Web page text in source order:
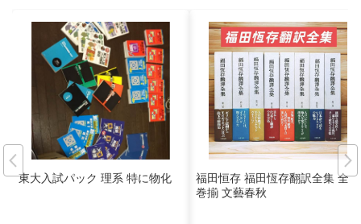
東大入試パック 理系 特に物化
福田恒存 福田恆存翻訳全集 全8
巻揃 文藝春秋